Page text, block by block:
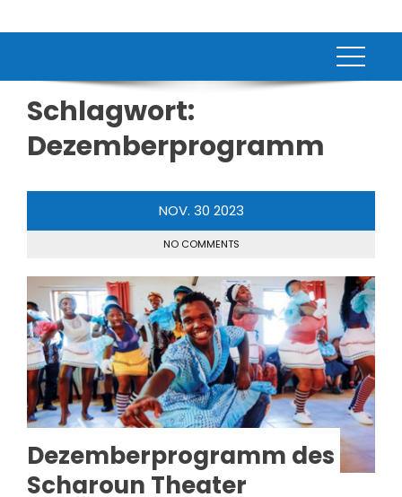
Schlagwort:
Dezemberprogramm
NOV. 30 2023
NO COMMENTS
Dezemberprogramm des
Scharoun Theater